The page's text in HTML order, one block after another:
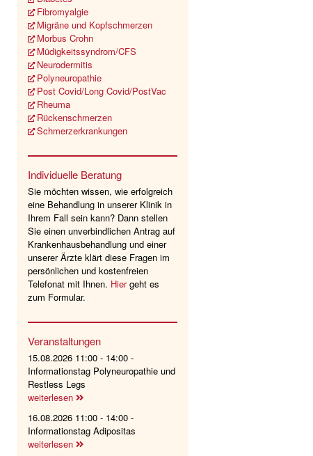
Fibromyalgie
Migräne und Kopfschmerzen
Morbus Crohn
Müdigkeitssyndrom/CFS
Neurodermitis
Polyneuropathie
Post Covid/Long Covid/PostVac
Rheuma
Rückenschmerzen
Schmerzerkrankungen
Individuelle Beratung
Sie möchten wissen, wie erfolgreich
eine Behandlung in unserer Klinik in
Ihrem Fall sein kann? Dann stellen
Sie einen unverbindlichen Antrag auf
Krankenhausbehandlung und einer
unserer Ärzte klärt diese Fragen im
persönlichen und kostenfreien
Telefonat mit Ihnen. Hiergeht es
zum Formular.
Veranstaltungen
15.08.2026 11:00 - 14:00 -
Informationstag Polyneuropathie und
Restless Legs
weiterlesen
16.08.2026 11:00 - 14:00 -
Informationstag Adipositas
weiterlesen